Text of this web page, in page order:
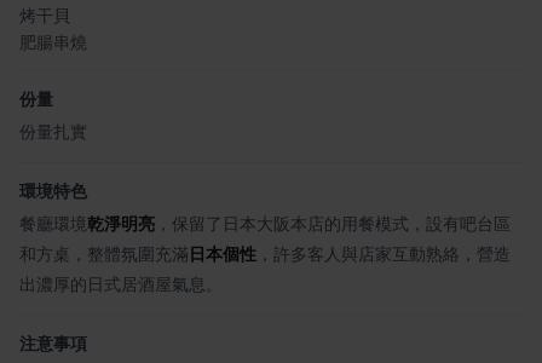
烤干貝
肥腸串燒
份量
份量扎實
環境特色
餐廳環境乾淨明亮 ，保留了日本大阪本店的用餐模式，設有吧台區
和方桌，整體氛圍充滿 日本個性 ，許多客人與店家互動熟絡，營造
出濃厚的日式居酒屋氣息。
注意事項